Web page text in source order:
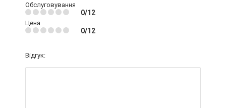
Обслуговування
0/12
Цена
0/12
Відгук: